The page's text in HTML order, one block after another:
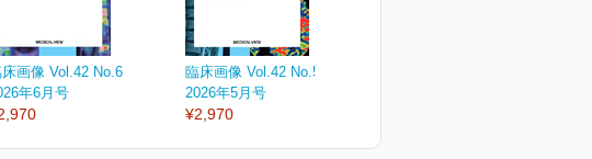
画像 Vol.42 No.6
年6月号
臨床画像 Vol.42 No.5
2026年5月号
¥2,970